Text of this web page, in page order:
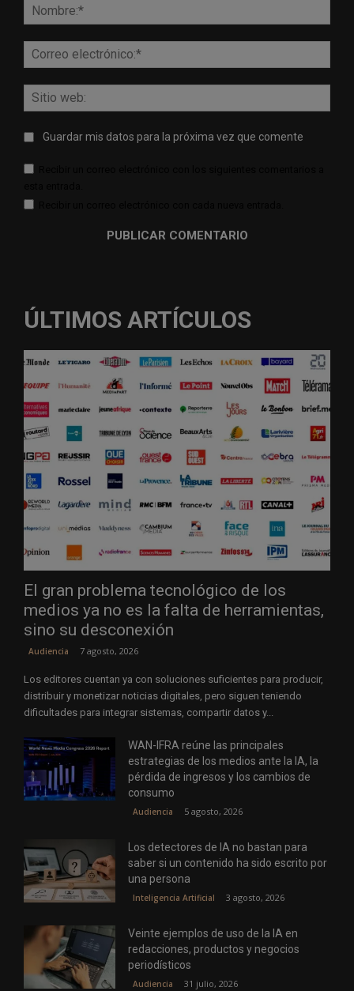
Guardar mis datos para la próxima vez que comente
ÚLTIMOS ARTÍCULOS
El gran problema tecnológico de los
medios ya no es la falta de herramientas,
sino su desconexión
Audiencia 7 agosto, 2026
Los editores cuentan ya con soluciones suficientes para producir,
distribuir y monetizar noticias digitales, pero siguen teniendo
dificultades para integrar sistemas, compartir datos y...
WAN-IFRA reúne las principales
estrategias de los medios ante la IA, la
pérdida de ingresos y los cambios de
consumo
Audiencia 5 agosto, 2026
Los detectores de IA no bastan para
saber si un contenido ha sido escrito por
una persona
Inteligencia Artificial 3 agosto, 2026
Veinte ejemplos de uso de la IA en
redacciones, productos y negocios
periodísticos
Audiencia 31 julio, 2026